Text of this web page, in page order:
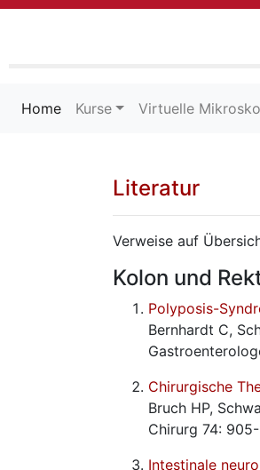
Home (current)
Kurse Virtuelle
Literatur
Verweise auf
Kolon und
Polyposis-
Bernhardt C,
Chirurgische
Bruch HP,
Chirurg 74:
Intestinale